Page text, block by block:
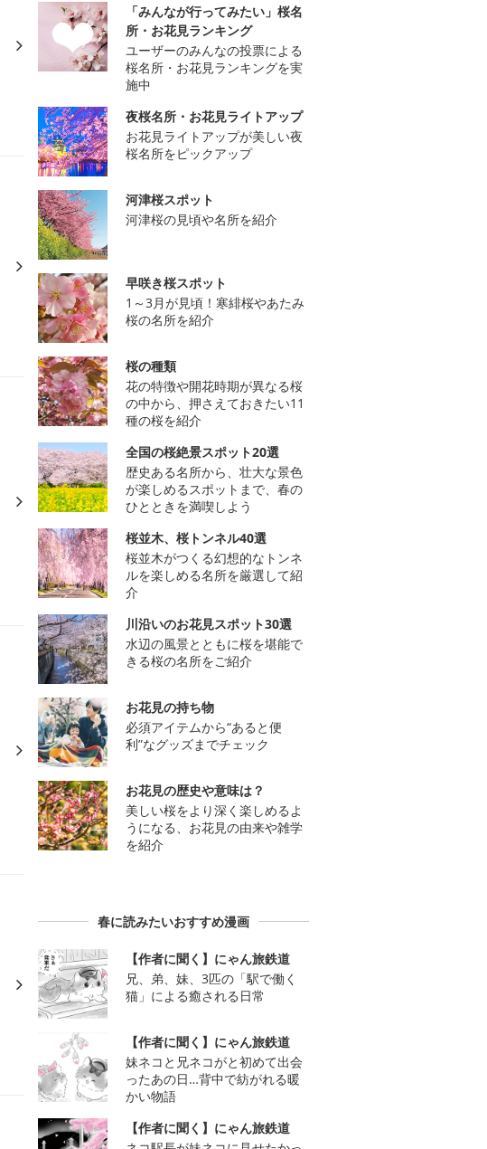
「みんなが行ってみたい」桜名
所・お花見ランキング
ユーザーのみんなの投票による
桜名所・お花見ランキングを実
施中
夜桜名所・お花見ライトアップ
お花見ライトアップが美しい夜
桜名所をピックアップ
河津桜スポット
河津桜の見頃や名所を紹介
早咲き桜スポット
1～3月が見頃！寒緋桜やあたみ
桜の名所を紹介
桜の種類
花の特徴や開花時期が異なる桜
の中から、押さえておきたい11
種の桜を紹介
全国の桜絶景スポット20選
歴史ある名所から、壮大な景色
が楽しめるスポットまで、春の
ひとときを満喫しよう
桜並木、桜トンネル40選
桜並木がつくる幻想的なトンネ
ルを楽しめる名所を厳選して紹
介
川沿いのお花見スポット30選
水辺の風景とともに桜を堪能で
きる桜の名所をご紹介
お花見の持ち物
必須アイテムから“あると便
利”なグッズまでチェック
お花見の歴史や意味は？
美しい桜をより深く楽しめるよ
うになる、お花見の由来や雑学
を紹介
春に読みたいおすすめ漫画
【作者に聞く】にゃん旅鉄道
兄、弟、妹、3匹の「駅で働く
猫」による癒される日常
【作者に聞く】にゃん旅鉄道
妹ネコと兄ネコがと初めて出会
ったあの日…背中で紡がれる暖
かい物語
【作者に聞く】にゃん旅鉄道